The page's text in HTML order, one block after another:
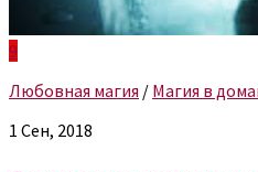
9
Любовная магия / Магия в
1 Сен, 2018